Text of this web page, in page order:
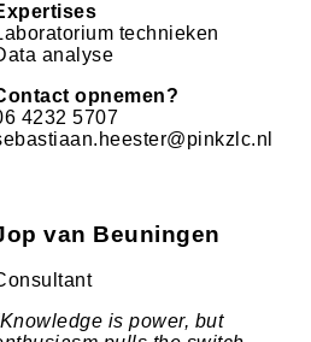
technieken
analyse
opnemen?
4232 5707
van Beuningen
is power, but